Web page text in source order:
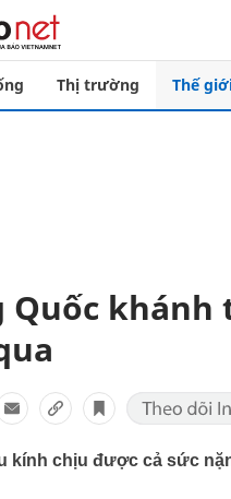
Thị trường Thế
Quốc khánh
kính chịu được cả sức